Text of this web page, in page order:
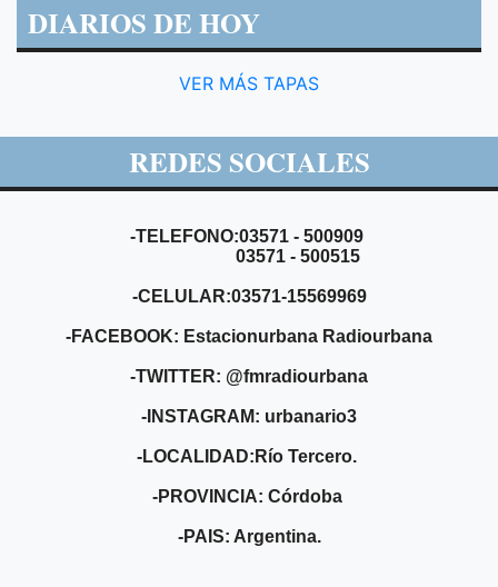
DIARIOS DE HOY
VER MÁS TAPAS
REDES SOCIALES
-TELEFONO:03571 - 500909
03571 - 500515
-CELULAR:03571-15569969
-FACEBOOK: Estacionurbana Radiourbana
-TWITTER: @fmradiourbana
-INSTAGRAM: urbanario3
-LOCALIDAD:Río Tercero.
-PROVINCIA: Córdoba
-PAIS: Argentina.